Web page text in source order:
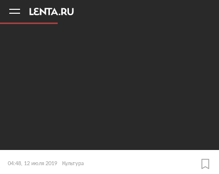
04:48, 12 июля 2019 Культура